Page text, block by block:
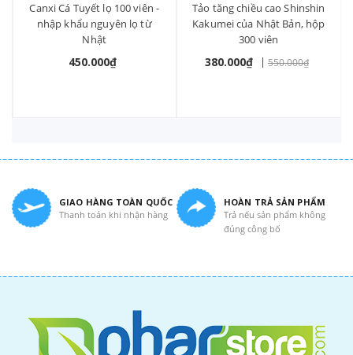
Canxi Cá Tuyết lọ 100 viên -
nhập khẩu nguyên lọ từ
Nhật
450.000₫
Tảo tăng chiều cao Shinshin
Kakumei của Nhật Bản, hộp
300 viên
380.000₫ | 550.000₫
GIAO HÀNG TOÀN QUỐC
Thanh toán khi nhận hàng
HOÀN TRẢ SẢN PHẨM
Trả nếu sản phẩm không
đúng công bố